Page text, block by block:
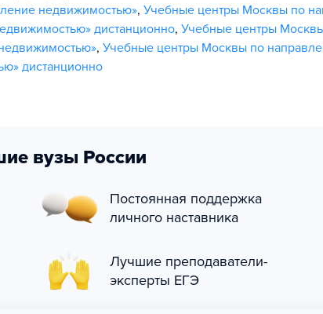
недвижимостью», Учебные центры Москвы по
дистанционно, Учебные центры
, Учебные центры Москвы по
дистанционно
вузы России
Постоянная поддержка
личного наставника
Лучшие преподаватели-
эксперты ЕГЭ